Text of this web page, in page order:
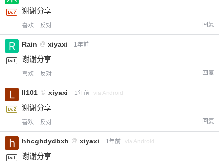
谢谢分享
喜欢 反对 回复
Rain @ xiyaxi 1年前
谢谢分享
喜欢 反对 回复
ll101 @ xiyaxi 1年前 via Android
谢谢分享
喜欢 反对 回复
hhcghdydbxh @ xiyaxi 1年前 via Android
谢谢分享